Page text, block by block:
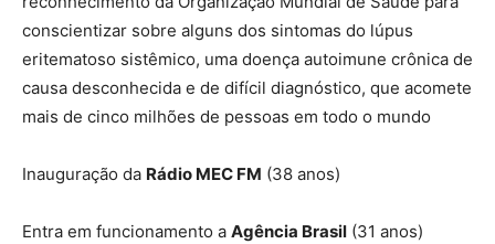
conscientizar sobre alguns dos sintomas do lúpus
eritematoso sistêmico, uma doença autoimune crônica de
causa desconhecida e de difícil diagnóstico, que acomete
mais de cinco milhões de pessoas em todo o mundo
Inauguração da Rádio MEC FM (38 anos)
Entra em funcionamento a Agência Brasil (31 anos)